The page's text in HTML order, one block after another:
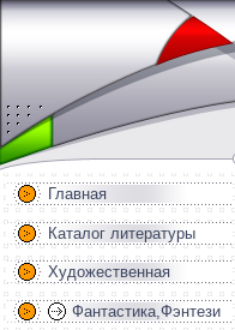
Главная
Каталог литературы
Художественная
Фантастика,Фэнтези